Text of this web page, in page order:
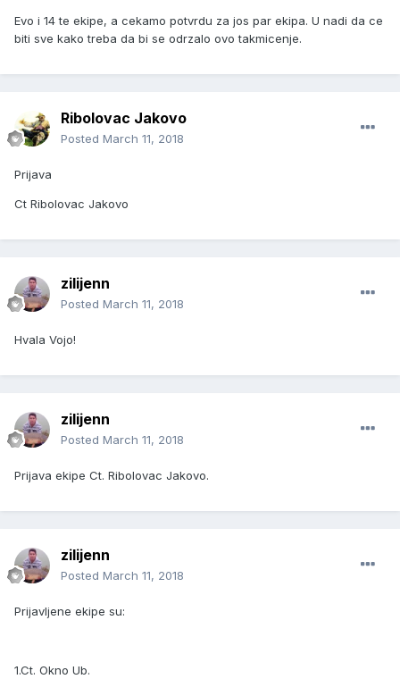
Evo i 14 te ekipe, a cekamo potvrdu za jos par ekipa. U nadi da ce
biti sve kako treba da bi se odrzalo ovo takmicenje.
Ribolovac Jakovo
Posted March 11, 2018
Prijava
Ct Ribolovac Jakovo
zilijenn
Posted March 11, 2018
Hvala Vojo!
zilijenn
Posted March 11, 2018
Prijava ekipe Ct. Ribolovac Jakovo.
zilijenn
Posted March 11, 2018
Prijavljene ekipe su:
1.Ct. Okno Ub.